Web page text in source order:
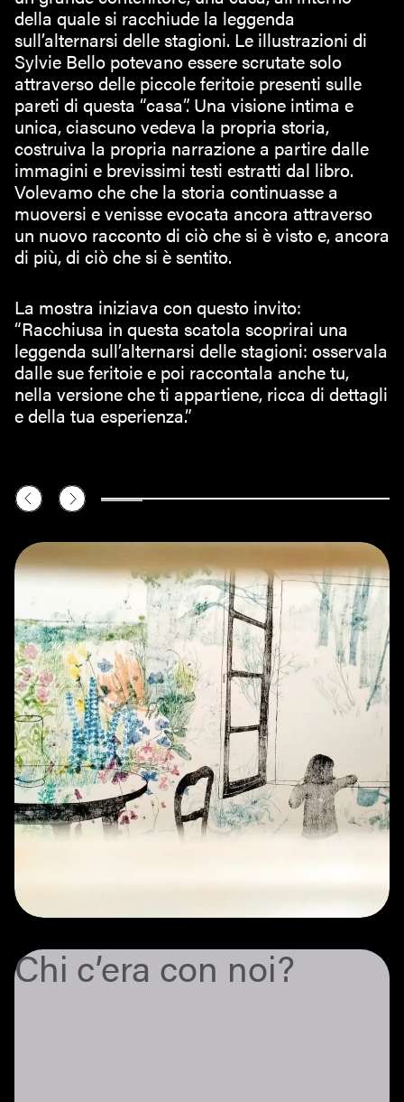
della quale si racchiude la leggenda
sull’alternarsi delle stagioni. Le illustrazioni di
Sylvie Bello potevano essere scrutate solo
attraverso delle piccole feritoie presenti sulle
pareti di questa “casa”. Una visione intima e
unica, ciascuno vedeva la propria storia,
costruiva la propria narrazione a partire dalle
immagini e brevissimi testi estratti dal libro.
Volevamo che che la storia continuasse a
muoversi e venisse evocata ancora attraverso
un nuovo racconto di ciò che si è visto e, ancora
di più, di ciò che si è sentito.
La mostra iniziava con questo invito:
“Racchiusa in questa scatola scoprirai una
leggenda sull’alternarsi delle stagioni: osservala
dalle sue feritoie e poi raccontala anche tu,
nella versione che ti appartiene, ricca di dettagli
e della tua esperienza.”
Chi c’era con noi?